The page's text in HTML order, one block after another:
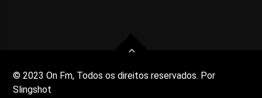
© 2023 On Fm, Todos os direitos reservados. Por
Slingshot